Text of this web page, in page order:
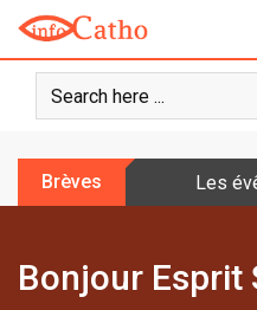
o
Brèves Les
Bonjour Esprit